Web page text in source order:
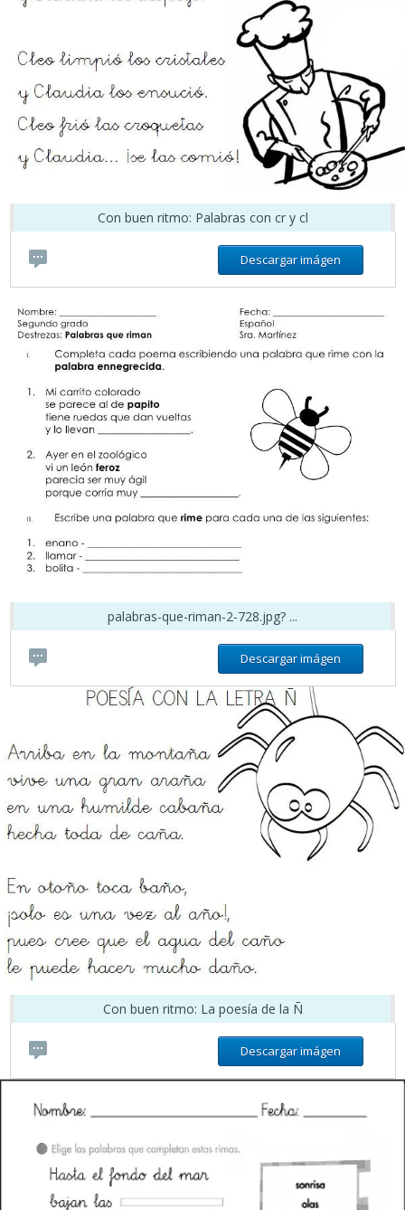
Con buen ritmo: Palabras con cr y cl
Descargar imágen
palabras-que-riman-2-728.jpg? ...
Descargar imágen
Con buen ritmo: La poesía de la Ñ
Descargar imágen